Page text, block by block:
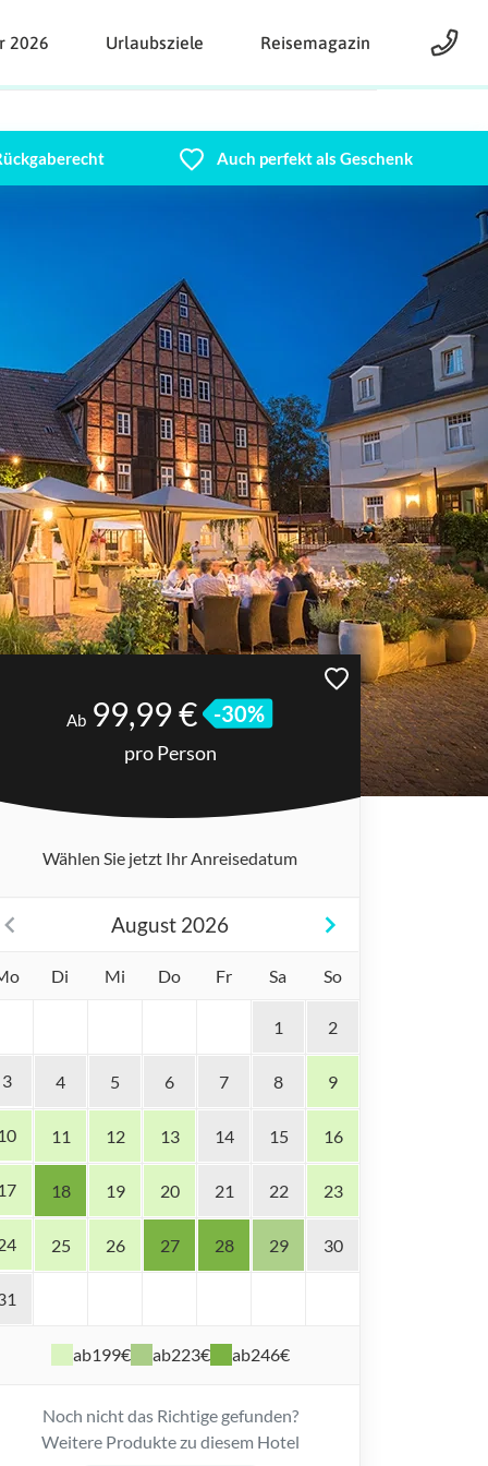
2026 Urlaubsziele Reisemagazin
Auch perfekt als Geschenk
Ab 99,99 € -30%
pro Person
Wählen Sie jetzt Ihr Anreisedatum
August 2026
Di Mi Do Fr Sa So
1 2
3 4 5 6 7 8 9
10 11 12 13 14 15 16
17 18 19 20 21 22 23
25 26 27 28 29 30
ab199€ ab223€ ab246€
Noch nicht das Richtige gefunden?
Weitere Produkte zu diesem Hotel